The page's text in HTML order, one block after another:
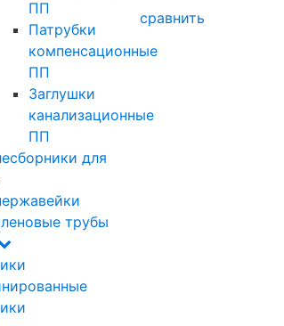
ПП
Патрубки
компенсационные
ПП
Заглушки
канализационные
ПП
для
трубы
сравнить